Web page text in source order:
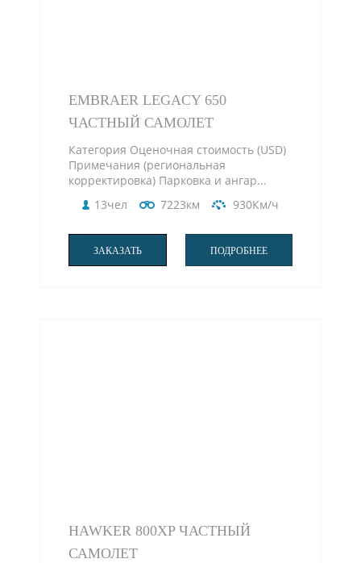
EMBRAER LEGACY 650
ЧАСТНЫЙ САМОЛЕТ
Категория Оценочная стоимость (USD)
Примечания (региональная
корректировка) Парковка и ангар...
13чел
7223км 930Км/ч
ЗАКАЗАТЬ ПОДРОБНЕЕ
HAWKER 800XP ЧАСТНЫЙ
САМОЛЕТ